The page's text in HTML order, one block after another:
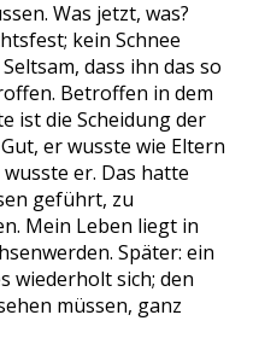
Was jetzt, was?
kein Schnee
dass ihn das so
Betroffen in dem
ist die Scheidung der
er wusste wie Eltern
er. Das hatte
geführt, zu
Mein Leben liegt in
Später: ein
wiederholt sich; den
müssen, ganz